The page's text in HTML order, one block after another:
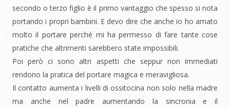
secondo o terzo figlio è il primo vantaggio che spesso si nota
portando i propri bambini. E devo dire che anche io ho amato
molto il portare perché mi ha permesso di fare tante cose
pratiche che altrimenti sarebbero state impossibili.
Poi però ci sono altri aspetti che seppur non immediati
rendono la pratica del portare magica e meravigliosa.
Il contatto aumenta i livelli di ossitocina non solo nella madre
ma anche nel padre aumentando la sincronia e il